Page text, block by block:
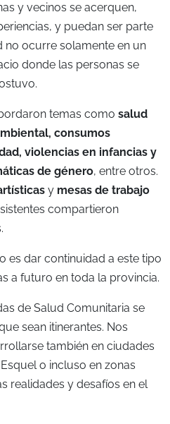
y vecinos se acerquen,
y puedan ser parte
no ocurre solamente en un
donde las personas se
temas como salud
consumos
violencias en infancias y
de género, entre otros.
y mesas de trabajo
compartieron
es dar continuidad a este tipo
a futuro en toda la provincia.
de Salud Comunitaria se
sean itinerantes. Nos
también en ciudades
o incluso en zonas
realidades y desafíos en el